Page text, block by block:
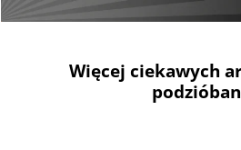
Więcej ciekawych